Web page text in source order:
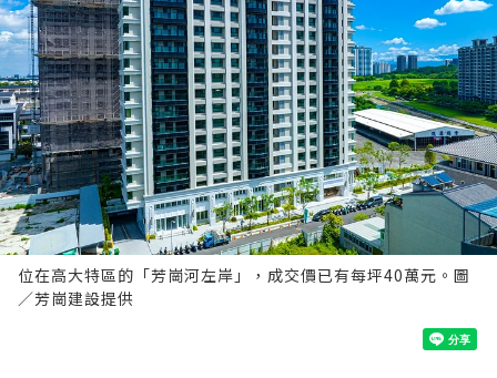
位在高大特區的「芳崗河左岸」，成交價已有每坪40萬元。圖
／芳崗建設提供